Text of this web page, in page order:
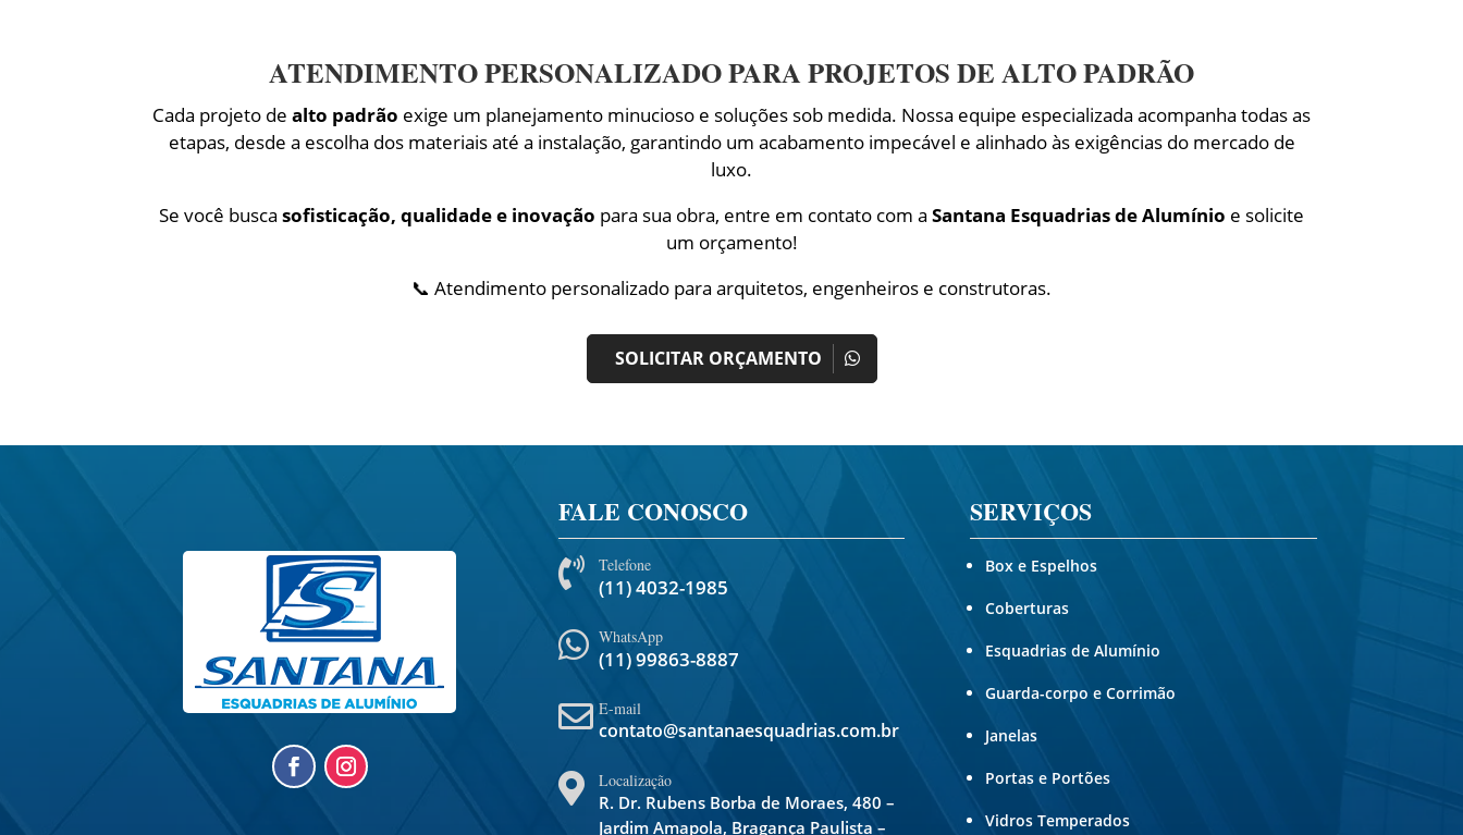
ATENDIMENTO PERSONALIZADO PARA PROJETOS DE ALTO PADRÃO
Cada projeto de alto padrão exige um planejamento minucioso e soluções sob medida. Nossa equipe especializada acompanha todas as
etapas, desde a escolha dos materiais até a instalação, garantindo um acabamento impecável e alinhado às exigências do mercado de
luxo.
Se você busca sofisticação, qualidade e inovação para sua obra, entre em contato com a Santana Esquadrias de Alumínio e solicite
um orçamento!
📞 Atendimento personalizado para arquitetos, engenheiros e construtoras.
SOLICITAR ORÇAMENTO
FALE CONOSCO
 Telefone
(11) 4032-1985
 WhatsApp
(11) 99863-8887
 E-mail
contato@santanaesquadrias.com.br
 Localização
R. Dr. Rubens Borba de Moraes, 480 –
Jardim Amapola, Bragança Paulista –
SERVIÇOS
Box e Espelhos
Coberturas
Esquadrias de Alumínio
Guarda-corpo e Corrimão
Janelas
Portas e Portões
Vidros Temperados